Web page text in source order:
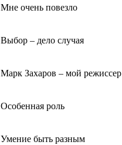
Мне очень повезло
Выбор – дело случая
Марк Захаров – мой режиссер
Особенная роль
Умение быть разным